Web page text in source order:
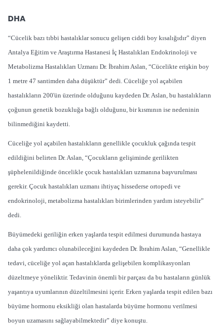
DHA
“Cücelik bazı tıbbi hastalıklar sonucu gelişen ciddi boy kısalığıdır” diyen
Antalya Eğitim ve Araştırma Hastanesi İç Hastalıkları Endokrinoloji ve
Metabolizma Hastalıkları Uzmanı Dr. İbrahim Aslan, “Cücelikte erişkin boy
1 metre 47 santimden daha düşüktür” dedi. Cüceliğe yol açabilen
hastalıkların 200'ün üzerinde olduğunu kaydeden Dr. Aslan, bu hastalıkların
çoğunun genetik bozukluğa bağlı olduğunu, bir kısmının ise nedeninin
bilinmediğini kaydetti.
Cüceliğe yol açabilen hastalıkların genellikle çocukluk çağında tespit
edildiğini belirten Dr. Aslan, “Çocukların gelişiminde gerilikten
şüphelenildiğinde öncelikle çocuk hastalıkları uzmanına başvurulması
gerekir. Çocuk hastalıkları uzmanı ihtiyaç hissederse ortopedi ve
endokrinoloji, metabolizma hastalıkları birimlerinden yardım isteyebilir”
dedi.
Büyümedeki geriliğin erken yaşlarda tespit edilmesi durumunda hastaya
daha çok yardımcı olunabileceğini kaydeden Dr. İbrahim Aslan, “Genellikle
tedavi, cüceliğe yol açan hastalıklarda gelişebilen komplikasyonları
düzeltmeye yöneliktir. Tedavinin önemli bir parçası da bu hastaların günlük
yaşantıya uyumlarının düzeltilmesini içerir. Erken yaşlarda tespit edilen bazı
büyüme hormonu eksikliği olan hastalarda büyüme hormonu verilmesi
boyun uzamasını sağlayabilmektedir” diye konuştu.